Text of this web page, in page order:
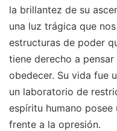
la brillantez de su
una luz trágica que
estructuras de poder
tiene derecho a
obedecer. Su vida fue
un laboratorio de
espíritu humano
frente a la opresión.